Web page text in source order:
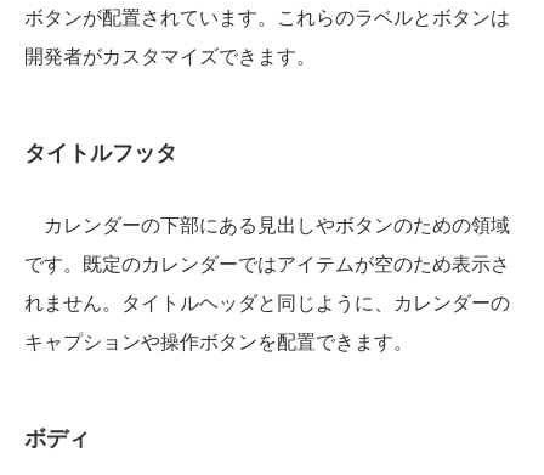
ボタンが配置されています。これらのラベルとボタンは
開発者がカスタマイズできます。
タイトルフッタ
カレンダーの下部にある見出しやボタンのための領域
です。既定のカレンダーではアイテムが空のため表示さ
れません。タイトルヘッダと同じように、カレンダーの
キャプションや操作ボタンを配置できます。
ボディ